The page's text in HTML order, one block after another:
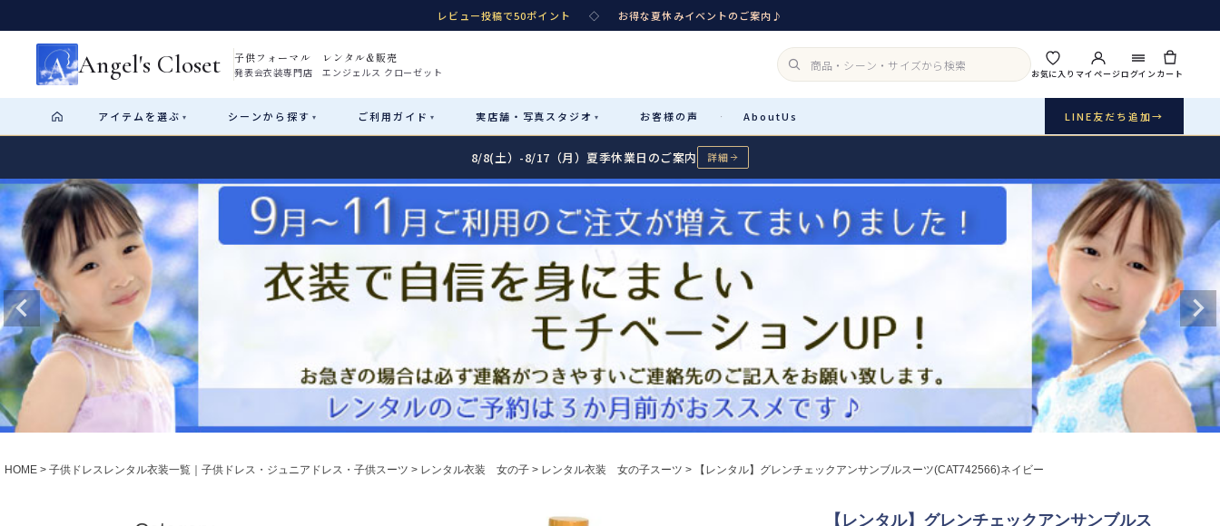
レビュー投稿で50ポイント ◇ お得な夏休みイベントのご案内♪
Angel's Closet 子供フォーマル レンタル&販売
発表会衣装専門店 エンジェルス クローゼット お気に入りマイページログインカート
アイテム を選ぶ ▾ シーンから探す ▾ ご利用ガイド ▾ 実店舗・ 写真スタジオ ▾ お客様の声 · AboutUs LINE友だち追加→
カテゴリ詳細→ サイズで選ぶ→
Rental レンタル
女の子ドレス
小物・アクセ パニエ
アウター レディース
Sale販売
コスチューム アウター インナー・パニエ
アクセサリー ジュエリー 音楽雑貨
性別・サイズで絞り込む→
Recital & Concours Wedding Graduation & Entrance Shichi-Go-San
Start はじめに
01 ショップガイド（総合案内）
レンタル・販売の入口
02 サイズの選び方
測り方と目安
Angel's Closetについて
創業2003年からの想い
Rentalレンタル
04 レンタルのご案内
予約・配送・返却・料金
レンタルの流れ
06 あんしんパック
汚れ・キズ・破損の補償
Buy & Support ご購入・サポート
08 送料・お支払い
送料・決済方法
09 お問い合わせ
電話・メール・LINE
8/8(土）-8/17（月）夏季休業日のご案内 詳細
HOME 子供ドレスレンタル衣装一覧｜子供ドレス・ジュニアドレス・子供スーツ レンタル衣装 女の子 レンタル衣装 女の子スーツ 【レンタル】グレンチェックアンサンブルスーツ(CAT742566)ネイビー
【レンタル】グレンチェックアンサンブルス